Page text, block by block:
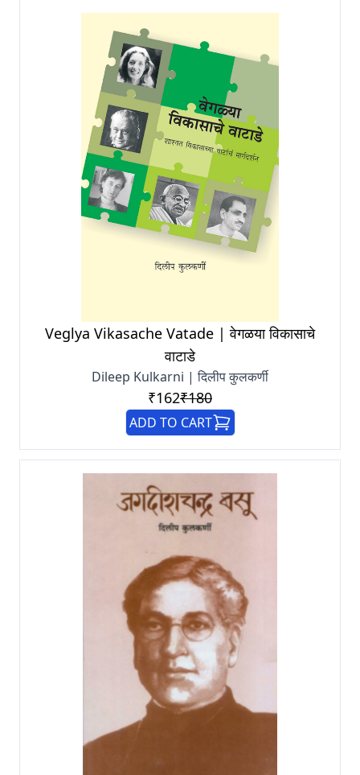
Veglya Vikasache Vatade | वेगळया विकासाचे
वाटाडे
Dileep Kulkarni | दिलीप कुलकर्णी
₹162₹180
ADD TO CART